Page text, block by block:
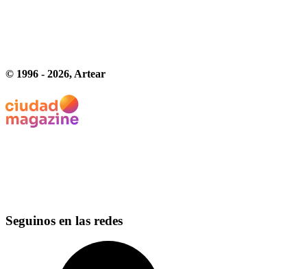
© 1996 - 2026, Artear
Seguinos en las redes